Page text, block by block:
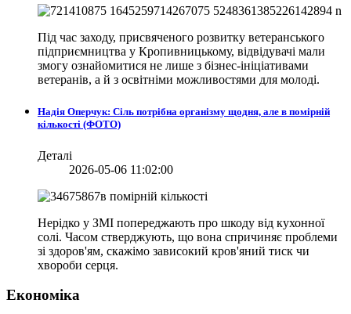
Під час заходу, присвяченого розвитку ветеранського
підприємництва у Кропивницькому, відвідувачі мали
змогу ознайомитися не лише з бізнес-ініціативами
ветеранів, а й з освітніми можливостями для молоді.
Надія Оперчук: Сіль потрібна організму щодня, але в помірній
кількості (ФОТО)
Деталі
2026-05-06 11:02:00
Нерідко у ЗМІ попереджають про шкоду від кухонної
солі. Часом стверджують, що вона спричиняє проблеми
зі здоров'ям, скажімо зависокий кров'яний тиск чи
хвороби серця.
Економіка